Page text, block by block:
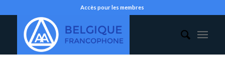
Accès pour les membres